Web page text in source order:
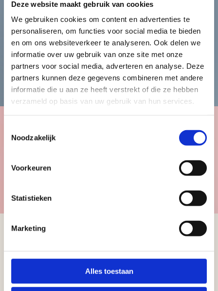
Deze website maakt gebruik van cookies
We gebruiken cookies om content en advertenties te
personaliseren, om functies voor social media te bieden
en om ons websiteverkeer te analyseren. Ook delen we
informatie over uw gebruik van onze site met onze
partners voor social media, adverteren en analyse. Deze
partners kunnen deze gegevens combineren met andere
informatie die u aan ze heeft verstrekt of die ze hebben
verzameld op basis van uw gebruik van hun services.
Noodzakelijk
Voorkeuren
Statistieken
Marketing
Alles toestaan
Heren
Bekijk de herencollectie
Kinderen
Schrijf u in voor
onze nieuwsbrief